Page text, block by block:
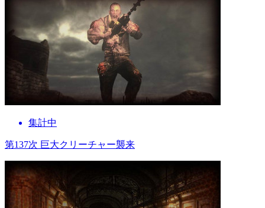
集計中
第137次 巨大クリーチャー襲来